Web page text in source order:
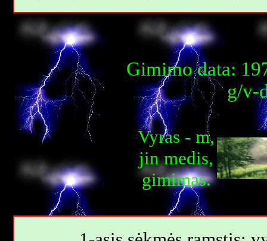
Gimimo data:
g/v-
Vyras - m,
jin medis,
gimimas.